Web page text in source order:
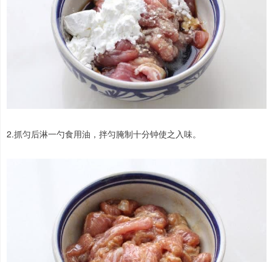
2.抓匀后淋一勺食用油，拌匀腌制十分钟使之入味。